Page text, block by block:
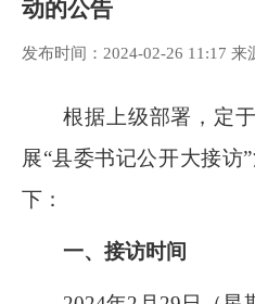
动的公告
发布时间：2024-02-26 11:17
根据上级部署，定于
展“县委书记公开大接访
下：
一、接访时间